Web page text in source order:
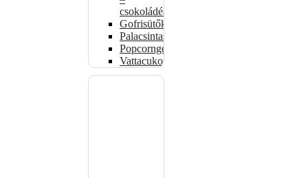
csokoládéadagolók
Gofrisütők
Palacsintasütők
Popcorngépek
Vattacukorgép